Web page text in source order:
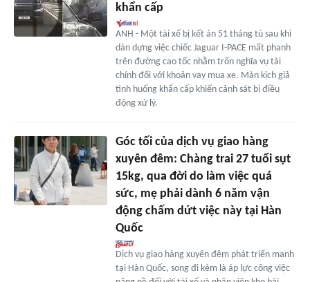
khẩn cấp
ANH - Một tài xế bị kết án 51 tháng tù sau khi
dàn dựng việc chiếc Jaguar I-PACE mất phanh
trên đường cao tốc nhằm trốn nghĩa vụ tài
chính đối với khoản vay mua xe. Màn kịch giả
tình huống khẩn cấp khiến cảnh sát bị điều
động xử lý.
Góc tối của dịch vụ giao hàng
xuyên đêm: Chàng trai 27 tuổi sụt
15kg, qua đời do làm việc quá
sức, mẹ phải dành 6 năm vận
động chấm dứt việc này tại Hàn
Quốc
Dịch vụ giao hàng xuyên đêm phát triển mạnh
tại Hàn Quốc, song đi kèm là áp lực công việc